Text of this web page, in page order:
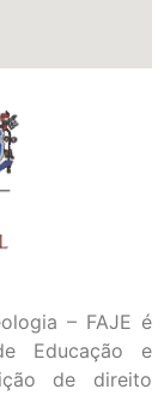
– FAJE é
Educação e
de direito